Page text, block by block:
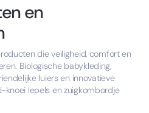
en
die veiligheid, comfort en
Biologische babykleding,
luiers en innovatieve
knoei lepels en zuigkombordje